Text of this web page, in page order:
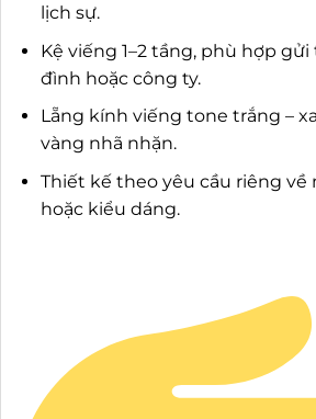
lịch sự.
Kệ viếng 1–2 tầng, phù hợp gửi
đình hoặc công ty.
Lẵng kính viếng tone trắng –
vàng nhã nhặn.
Thiết kế theo yêu cầu riêng về
hoặc kiểu dáng.